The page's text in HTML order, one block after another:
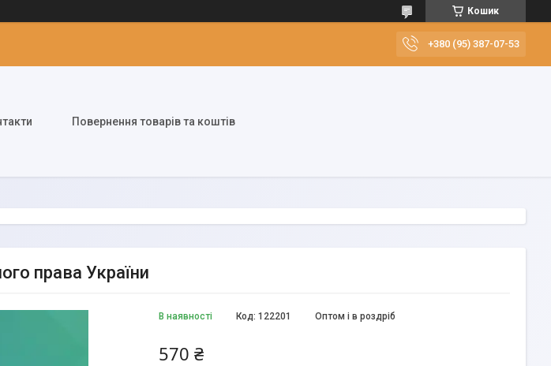
Кошик
+380 (95) 387-07-53
Повернення товарів та коштів
права України
В наявності Оптом і в роздріб
Код: 122201
570 ₴